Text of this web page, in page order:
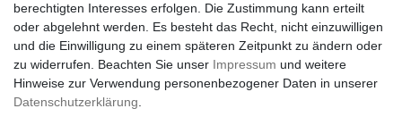
berechtigten Interesses erfolgen. Die Zustimmung kann erteilt
oder abgelehnt werden. Es besteht das Recht, nicht einzuwilligen
und die Einwilligung zu einem späteren Zeitpunkt zu ändern oder
zu widerrufen. Beachten Sie unser Impressum und weitere
Hinweise zur Verwendung personenbezogener Daten in unserer
Daten­schutz­erklärung